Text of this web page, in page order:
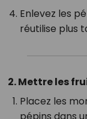
Enlevez les
réutilise plus
2. Mettre les
Placez les